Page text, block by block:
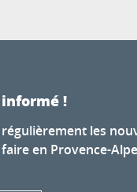
!
régulièrement les
en Provence-